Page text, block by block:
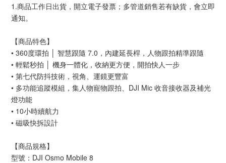
1.商品工作日出貨，開立電子發票；多管道銷售若有缺貨，會立即
通知。
【商品特色】
• 360度環拍 │ 智慧跟隨 7.0，內建延長桿，人物跟拍精準跟隨
• 輕鬆秒拍 │ 機身一體化，收納更方便，開拍快人一步
• 第七代防抖技術，視角、運鏡更豐富
• 多功能追蹤模組，集人物寵物跟拍、DJI Mic 收音接收器及補光
燈功能
• 10小時續航力
• 磁吸快拆設計
【商品規格】
型號：DJI Osmo Mobile 8